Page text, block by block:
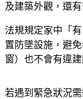
及建築外觀，還
法規規定家中「
置防墜設施，避
窗）也不會有違
若遇到緊急狀況